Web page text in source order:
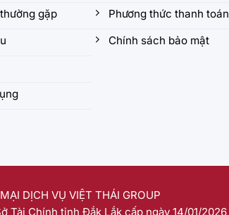
gặp
Phương thức thanh toán
Chính sách bảo mật
DỊCH VỤ VIỆT THÁI GROUP
Tài Chính tỉnh Đắk Lắk cấp ngày 14/01/2026